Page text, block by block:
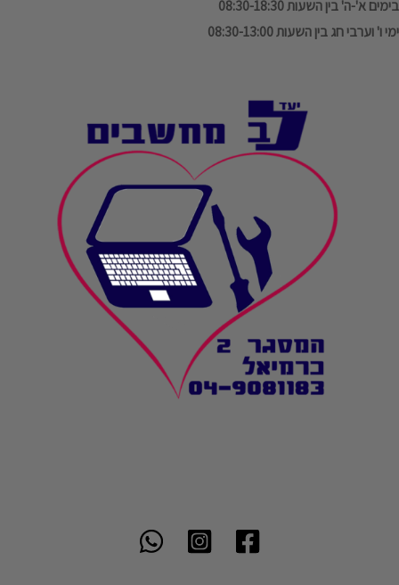
בימים א'-ה' בין השעות 08:30-18:30
ימי ו' וערבי חג בין השעות 08:30-13:00